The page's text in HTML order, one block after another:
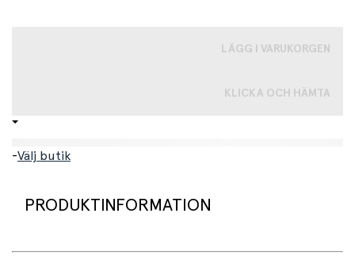
LÄGG I VARUKORGEN
KLICKA OCH HÄMTA
-Välj butik
PRODUKTINFORMATION